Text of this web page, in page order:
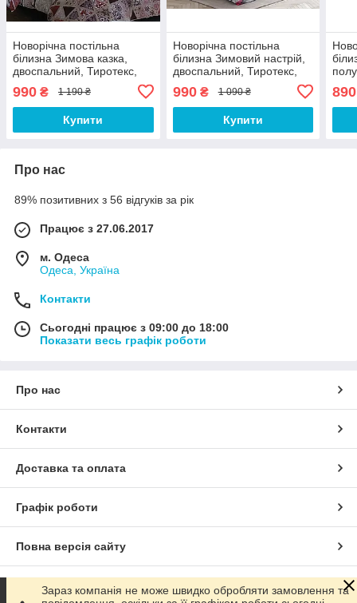
Новорічна постільна
білизна Зимова казка,
двоспальний, Тиротекс,
990 ₴ 1 190 ₴
Купити
Новорічна постільна
білизна Зимовий настрій,
двоспальний, Тиротекс,
990₴ 1 090 ₴
Купити
890
Про нас
89% позитивних з 56 відгуків за рік
Працює з 27.06.2017
м. Одеса
Одеса, Україна
Контакти
Сьогодні працює з 09:00 до 18:00
Показати весь графік роботи
Про нас
Контакти
Доставка та оплата
Графік роботи
Повна версія сайту
Сайт створено на маркетплейсі Prom.ua
Зараз компанія не може швидко обробляти замовлення та